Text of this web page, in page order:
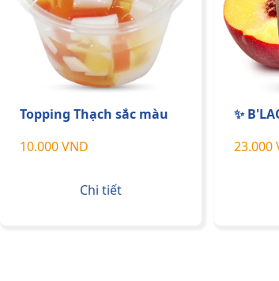
Topping Thạch sắc màu
10.000 VND
Chi tiết
✨
23.000